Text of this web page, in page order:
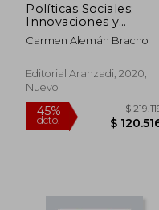
Políticas Sociales:
Innovaciones y
Cambios (Papel + E-
Book)
Carmen Alemán Bracho
Editorial Aranzadi, 2020,
Nuevo